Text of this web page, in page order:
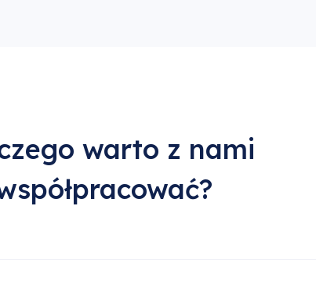
warto z nami